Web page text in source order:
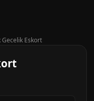
Gecelik Eskort